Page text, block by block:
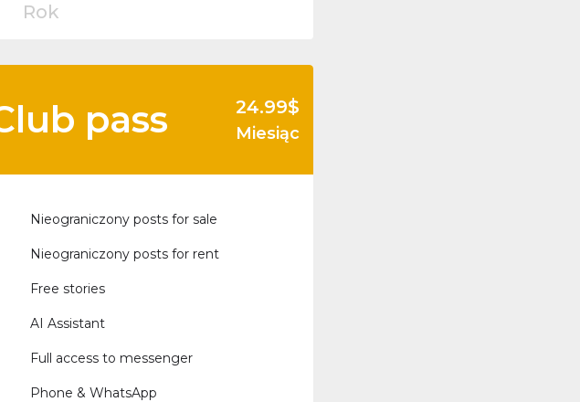
Rok
pass 24.99$
Miesiąc
Nieograniczony posts for sale
Nieograniczony posts for rent
Free stories
AI Assistant
Full access to messenger
Phone & WhatsApp